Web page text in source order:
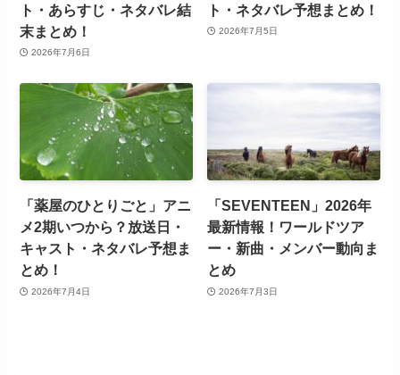
ト・あらすじ・ネタバレ結
末まとめ！
2026年7月6日
ト・ネタバレ予想まとめ！
2026年7月5日
「薬屋のひとりごと」アニ
メ2期いつから？放送日・
キャスト・ネタバレ予想ま
とめ！
2026年7月4日
「SEVENTEEN」2026年
最新情報！ワールドツア
ー・新曲・メンバー動向ま
とめ
2026年7月3日